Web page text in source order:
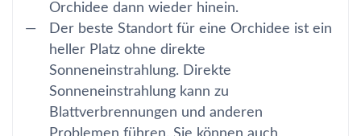
Orchidee dann wieder hinein.
Der beste Standort für eine Orchidee ist ein
heller Platz ohne direkte
Sonneneinstrahlung. Direkte
Sonneneinstrahlung kann zu
Blattverbrennungen und anderen